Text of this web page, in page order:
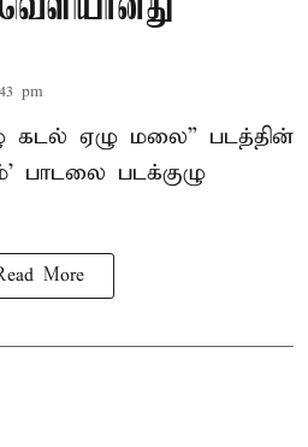
pm
கடல் ஏழு மலை” படத்தின்
பாடலை படக்குழு
More